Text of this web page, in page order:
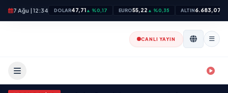
7 Ağu | 12:34 DOLAR47,71▲ %0,17 EURO55,22 ▲ %0,35 ALTIN6.683,07
CANLI YAYIN